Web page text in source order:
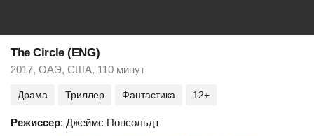
The Circle (ENG)
2017, ОАЭ, США, 110 минут
Драма Триллер Фантастика 12+
Режиссер: Джеймс Понсольдт